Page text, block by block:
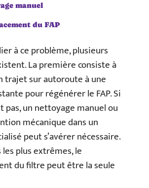
manuel
du FAP
à ce problème, plusieurs
La première consiste à
trajet sur autoroute à une
pour régénérer le FAP. Si
pas, un nettoyage manuel ou
mécanique dans un
peut s’avérer nécessaire.
les plus extrêmes, le
du filtre peut être la seule